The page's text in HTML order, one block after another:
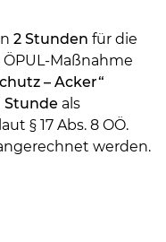
2 Stunden für die
Maßnahme
– Acker“
Stunde als
laut § 17 Abs. 8 OÖ.
werden.